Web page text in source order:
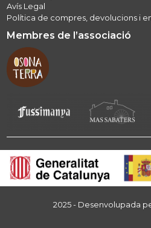
Avís Legal
Política de compres, devolucions i
Membres de l’associació
2025 - Desenvolupada